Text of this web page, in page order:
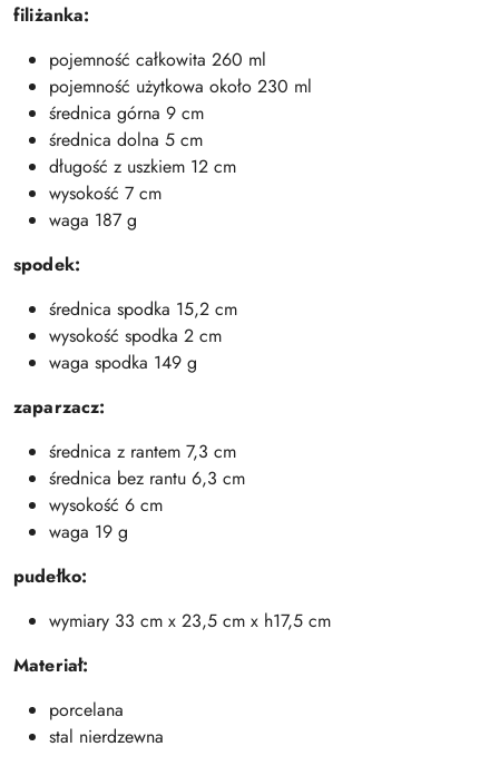
filiżanka:
pojemność całkowita 260 ml
pojemność użytkowa około 230 ml
średnica górna 9 cm
średnica dolna 5 cm
długość z uszkiem 12 cm
wysokość 7 cm
waga 187 g
spodek:
średnica spodka 15,2 cm
wysokość spodka 2 cm
waga spodka 149 g
zaparzacz:
średnica z rantem 7,3 cm
średnica bez rantu 6,3 cm
wysokość 6 cm
waga 19 g
pudełko:
wymiary 33 cm x 23,5 cm x h17,5 cm
Materiał:
porcelana
stal nierdzewna